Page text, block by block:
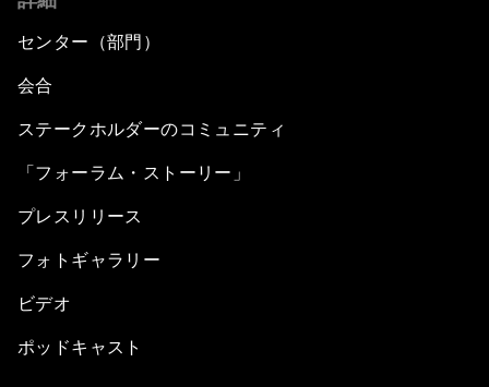
センター（部門）
会合
ステークホルダーのコミュニティ
「フォーラム・ストーリー」
プレスリリース
フォトギャラリー
ビデオ
ポッドキャスト